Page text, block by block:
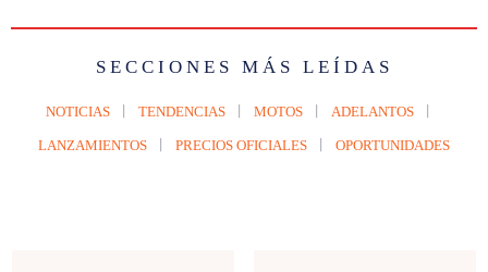
SECCIONES MÁS LEÍDAS
NOTICIAS TENDENCIAS MOTOS ADELANTOS
LANZAMIENTOS PRECIOS OFICIALES OPORTUNIDADES